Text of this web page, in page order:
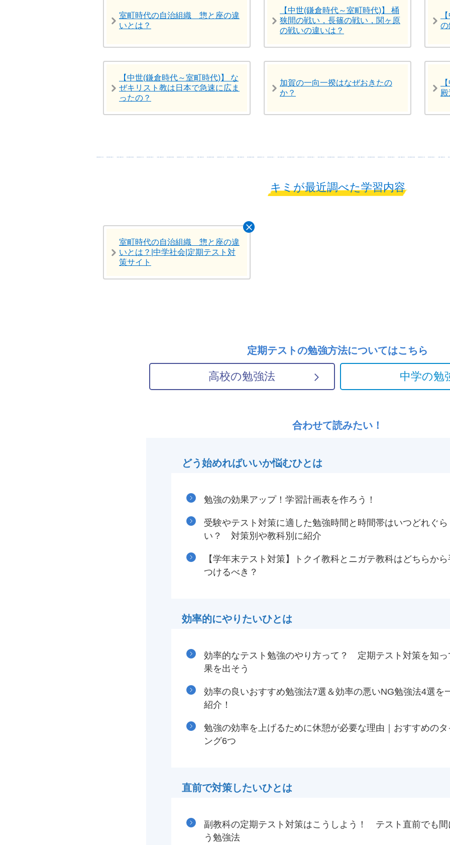
室町時代の自治組織 惣と座の違
いとは？
【中世(鎌倉時代～室町時代)】 桶
狭間の戦い，長篠の戦い，関ヶ原
の戦いの違いは？
の
【中世(鎌倉時代～室町時代)】 な
ぜキリスト教は日本で急速に広ま
ったの？
加賀の一向一揆はなぜおきたの
か？
キミが最近調べた学習内容
室町時代の自治組織 惣と座の違
いとは？|中学社会|定期テスト対
策サイト
定期テストの勉強方法についてはこちら
高校の勉強法 中学の勉
合わせて読みたい！
どう始めればいいか悩むひとは
勉強の効果アップ！学習計画表を作ろう！
受験やテスト対策に適した勉強時間と時間帯はいつどれぐら
い？ 対策別や教科別に紹介
【学年末テスト対策】トクイ教科とニガテ教科はどちらか
つけるべき？
効率的にやりたいひとは
効率的なテスト勉強のやり方って？ 定期テスト対策を知っ
果を出そう
効率の良いおすすめ勉強法7選＆効率の悪いNG勉強法4選を
紹介！
勉強の効率を上げるために休憩が必要な理由｜おすすめのタ
ング6つ
直前で対策したいひとは
副教科の定期テスト対策はこうしよう！ テスト直前でも間
う勉強法